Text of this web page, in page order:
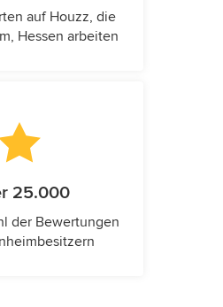
auf Houzz, die
Hessen arbeiten
25.000
der Bewertungen